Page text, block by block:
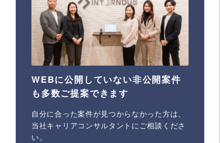
WEBに公開していない非公開案件
も多数ご提案できます
自分に合った案件が見つからなかった方は、
当社キャリアコンサルタントにご相談くださ
い。